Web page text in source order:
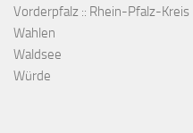
Vorderpfalz :: Rhein-Pfalz-Kreis
Wahlen
Waldsee
Würde